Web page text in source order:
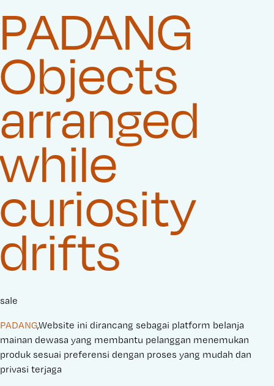
PADANG
Objects
arranged
while
curiosity
drifts
sale
PADANG,Website ini dirancang sebagai platform belanja
mainan dewasa yang membantu pelanggan menemukan
produk sesuai preferensi dengan proses yang mudah dan
privasi terjaga